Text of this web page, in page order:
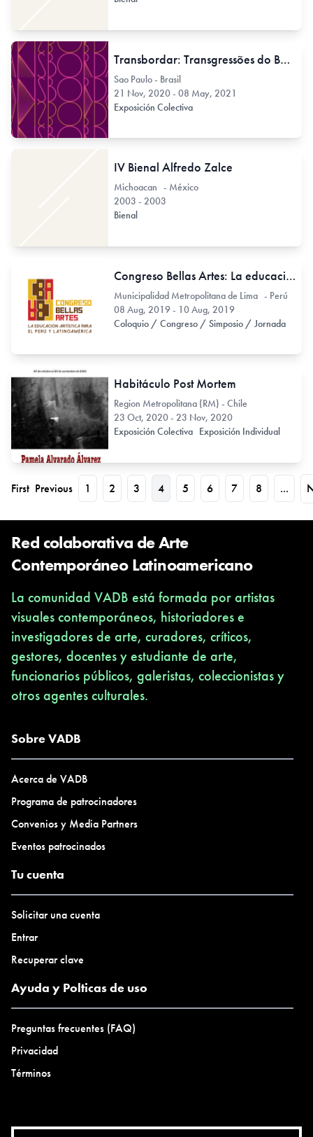
Transbordar: Transgressões do Bordado na Arte
Sao Paulo - Brasil
21 Nov, 2020 - 08 May, 2021
Exposición Colectiva
IV Bienal Alfredo Zalce
Michoacan - México
2003 - 2003
Bienal
Congreso Bellas Artes: La educación artística para el Perú y Latinoamérica
Municipalidad Metropolitana de Lima - Perú
08 Aug, 2019 - 10 Aug, 2019
Coloquio / Congreso / Simposio / Jornada
Habitáculo Post Mortem
Region Metropolitana (RM) - Chile
23 Oct, 2020 - 23 Nov, 2020
Exposición Colectiva Exposición Individual
First Previous 1 2 3 4 5 6 7 8 ...
Red colaborativa de Arte
Contemporáneo Latinoamericano
La comunidad VADB está formada por artistas
visuales contemporáneos, historiadores e
investigadores de arte, curadores, críticos,
gestores, docentes y estudiante de arte,
funcionarios públicos, galeristas, coleccionistas y
otros agentes culturales.
Sobre VADB
Acerca de VADB
Programa de patrocinadores
Convenios y Media Partners
Eventos patrocinados
Tu cuenta
Solicitar una cuenta
Entrar
Recuperar clave
Ayuda y Polticas de uso
Preguntas frecuentes (FAQ)
Privacidad
Términos